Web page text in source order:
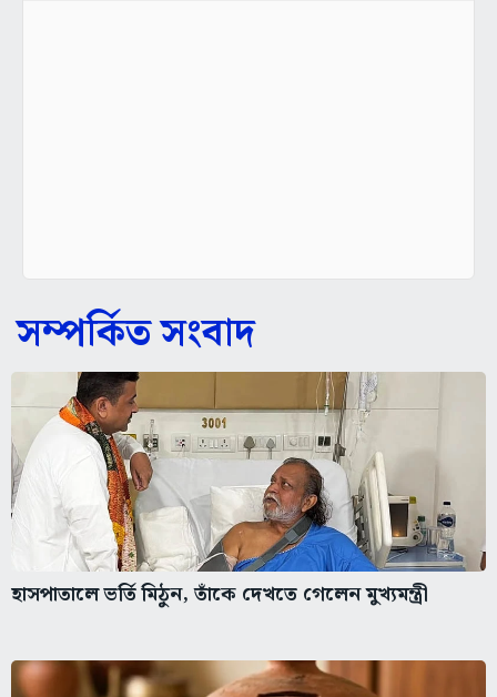
সম্পর্কিত সংবাদ
হাসপাতালে ভর্তি মিঠুন, তাঁকে দেখতে গেলেন মুখ্যমন্ত্রী